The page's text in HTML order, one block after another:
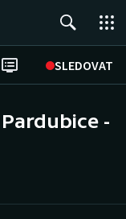
SLEDOVAT
-